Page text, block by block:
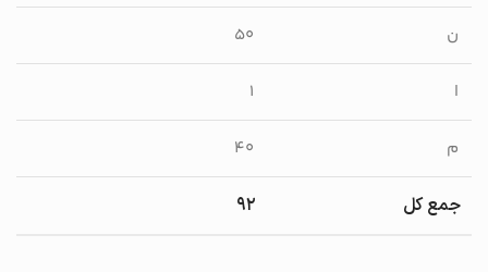
ن ۵۰
ا ۱
م ۴۰
جمع کل ۹۲